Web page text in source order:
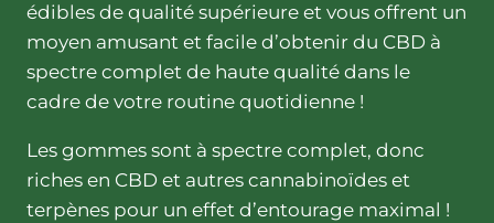
édibles de qualité supérieure et vous offrent un
moyen amusant et facile d’obtenir du CBD à
spectre complet de haute qualité dans le
cadre de votre routine quotidienne !
Les gommes sont à spectre complet, donc
riches en CBD et autres cannabinoïdes et
terpènes pour un effet d’entourage maximal !